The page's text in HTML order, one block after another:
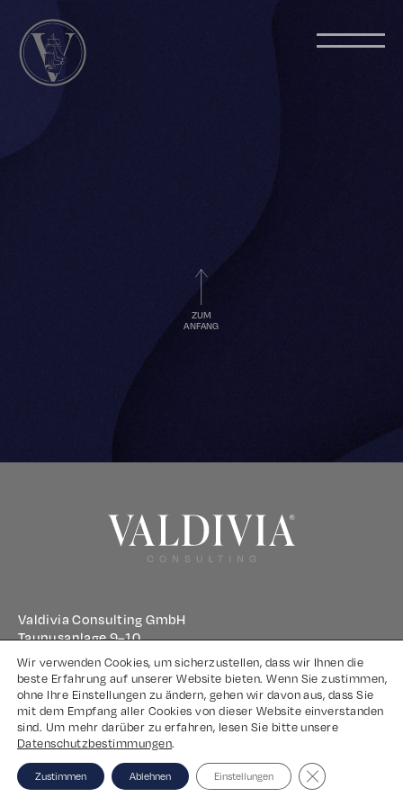
ZUM
ANFANG
Valdivia Consulting GmbH
Taunusanlage 9–10
60329 Frankfurt am Main
Impressum
Datenschutz
Wir verwenden Cookies, um sicherzustellen, dass wir Ihnen die
beste Erfahrung auf unserer Website bieten. Wenn Sie zustimmen,
ohne Ihre Einstellungen zu ändern, gehen wir davon aus, dass Sie
mit dem Empfang aller Cookies von dieser Website einverstanden
sind. Um mehr darüber zu erfahren, lesen Sie bitte unsere
Datenschutzbestimmungen.
Zustimmen Ablehnen Einstellungen Close GDPR